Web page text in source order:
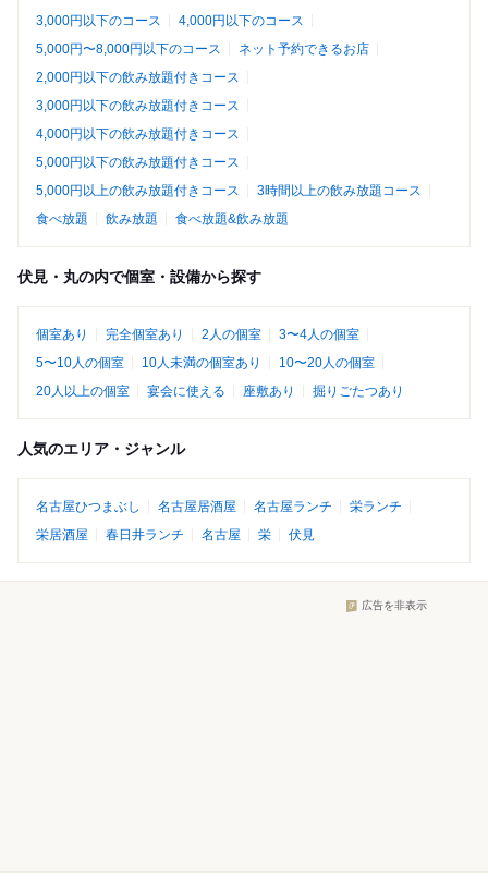
3,000円以下のコース
4,000円以下のコース
5,000円〜8,000円以下のコース
ネット予約できるお店
2,000円以下の飲み放題付きコース
3,000円以下の飲み放題付きコース
4,000円以下の飲み放題付きコース
5,000円以下の飲み放題付きコース
5,000円以上の飲み放題付きコース
3時間以上の飲み放題コース
食べ放題
飲み放題 食べ放題&飲み放題
伏見・丸の内で個室・設備から探す
個室あり 完全個室あり 2人の個室
3〜4人の個室
5〜10人の個室
10人未満の個室あり
10〜20人の個室
20人以上の個室
宴会に使える 座敷あり 掘りごたつあり
人気のエリア・ジャンル
名古屋ひつまぶし 名古屋居酒屋 名古屋ランチ
栄ランチ
栄居酒屋
春日井ランチ 名古屋 栄 伏見
広告を非表示